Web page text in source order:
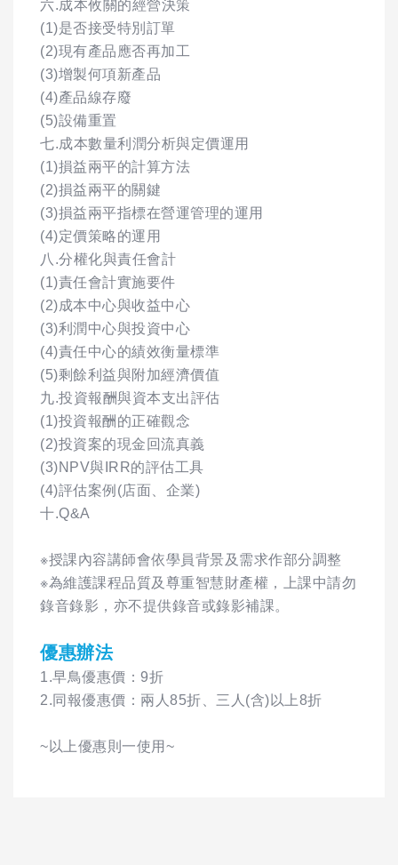
六.成本攸關的經營決策
(1)是否接受特別訂單
(2)現有產品應否再加工
(3)增製何項新產品
(4)產品線存廢
(5)設備重置
七.成本數量利潤分析與定價運用
(1)損益兩平的計算方法
(2)損益兩平的關鍵
(3)損益兩平指標在營運管理的運用
(4)定價策略的運用
八.分權化與責任會計
(1)責任會計實施要件
(2)成本中心與收益中心
(3)利潤中心與投資中心
(4)責任中心的績效衡量標準
(5)剩餘利益與附加經濟價值
九.投資報酬與資本支出評估
(1)投資報酬的正確觀念
(2)投資案的現金回流真義
(3)NPV與IRR的評估工具
(4)評估案例(店面、企業)
十.Q&A
※授課內容講師會依學員背景及需求作部分調整
※為維護課程品質及尊重智慧財產權，上課中請勿
錄音錄影，亦不提供錄音或錄影補課。
優惠辦法
1.早鳥優惠價：9折
2.同報優惠價：兩人85折、三人(含)以上8折
~以上優惠則一使用~